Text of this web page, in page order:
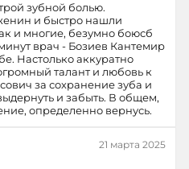
зубной болью.
и быстро нашли
и многие, безумно боюсб
врач - Бозиев Кантемир
Настолько аккуратно
талант и любовь к
за сохранение зуба и
и забыть. В общем,
определенно вернусь.
21 марта 2025